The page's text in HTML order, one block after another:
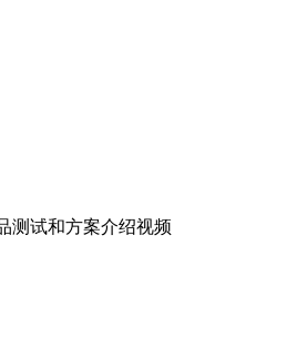
测试和方案介绍视频